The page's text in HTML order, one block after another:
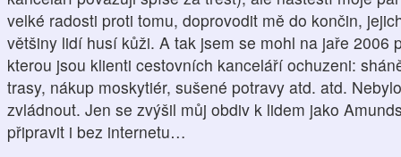
velké radosti proti tomu, doprovodit mě do končin,
většiny lidí husí kůži. A tak jsem se mohl na jaře 2006
kterou jsou klienti cestovních kanceláří ochuzeni:
trasy, nákup moskytiér, sušené potravy atd. atd.
zvládnout. Jen se zvýšil můj obdiv k lidem jako
připravit i bez internetu…